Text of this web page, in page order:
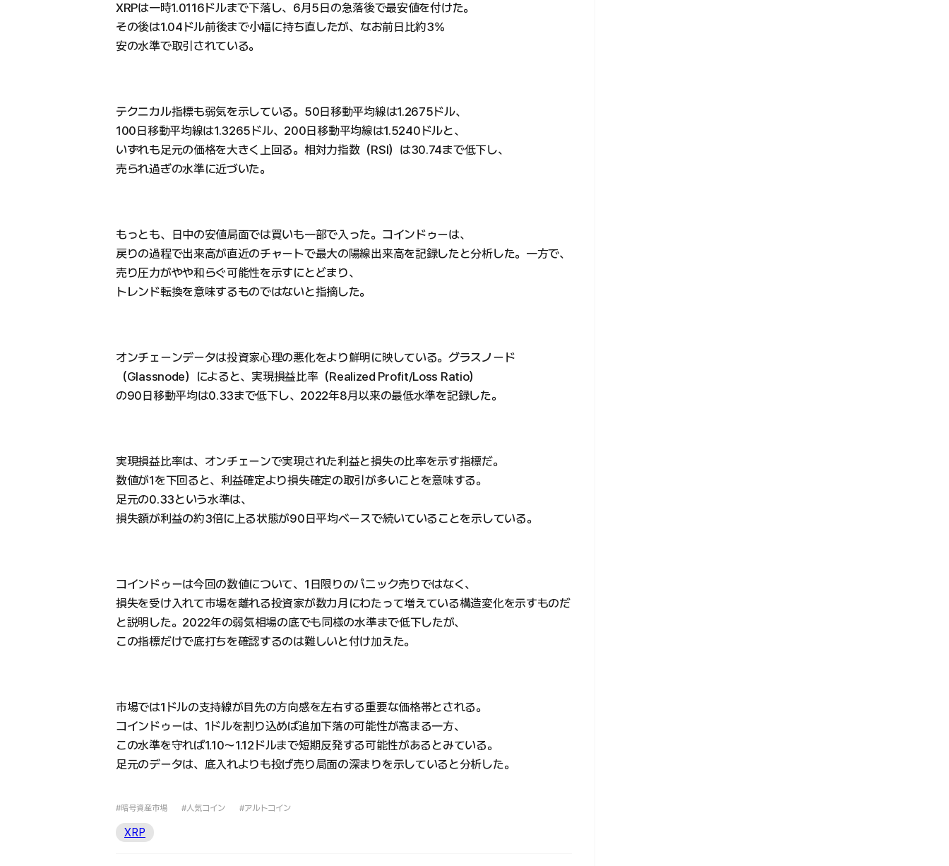
XRPは一時1.0116ドルまで下落し、6月5日の急落後で最安値を付けた。
その後は1.04ドル前後まで小幅に持ち直したが、なお前日比約3%
安の水準で取引されている。
テクニカル指標も弱気を示している。50日移動平均線は1.2675ドル、
100日移動平均線は1.3265ドル、200日移動平均線は1.5240ドルと、
いずれも足元の価格を大きく上回る。相対力指数（RSI）は30.74まで低下し、
売られ過ぎの水準に近づいた。
もっとも、日中の安値局面では買いも一部で入った。コインドゥーは、
戻りの過程で出来高が直近のチャートで最大の陽線出来高を記録したと分析した。一方で、
売り圧力がやや和らぐ可能性を示すにとどまり、
トレンド転換を意味するものではないと指摘した。
オンチェーンデータは投資家心理の悪化をより鮮明に映している。グラスノード
（Glassnode）によると、実現損益比率（Realized Profit/Loss Ratio）
の90日移動平均は0.33まで低下し、2022年8月以来の最低水準を記録した。
実現損益比率は、オンチェーンで実現された利益と損失の比率を示す指標だ。
数値が1を下回ると、利益確定より損失確定の取引が多いことを意味する。
足元の0.33という水準は、
損失額が利益の約3倍に上る状態が90日平均ベースで続いていることを示している。
コインドゥーは今回の数値について、1日限りのパニック売りではなく、
損失を受け入れて市場を離れる投資家が数カ月にわたって増えている構造変化を示すものだ
と説明した。2022年の弱気相場の底でも同様の水準まで低下したが、
この指標だけで底打ちを確認するのは難しいと付け加えた。
市場では1ドルの支持線が目先の方向感を左右する重要な価格帯とされる。
コインドゥーは、1ドルを割り込めば追加下落の可能性が高まる一方、
この水準を守れば1.10〜1.12ドルまで短期反発する可能性があるとみている。
足元のデータは、底入れよりも投げ売り局面の深まりを示していると分析した。
#暗号資産市場 #人気コイン #アルトコイン
XRP